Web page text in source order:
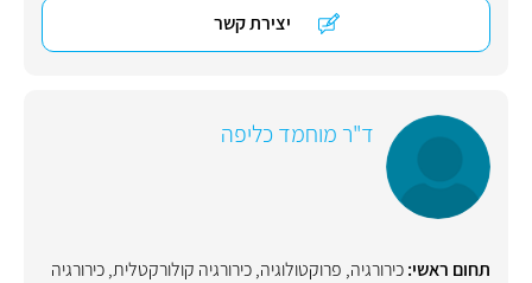
יצירת קשר
ד"ר מוחמד כליפה
תחום ראשי:כירורגיה, פרוקטולוגיה,כירורגיה קולורקטלית,כירורגיה